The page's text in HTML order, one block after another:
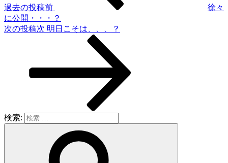
過去の投稿前
徐々
に公開・・・？
次の投稿次 明日こそは、、、？
検索: